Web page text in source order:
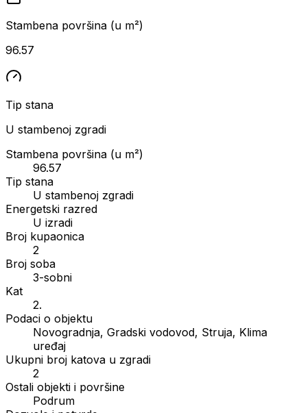
Stambena površina (u m²)
96.57
Tip stana
U stambenoj zgradi
Stambena površina (u m²)
96.57
Tip stana
U stambenoj zgradi
Energetski razred
U izradi
Broj kupaonica
2
Broj soba
3-sobni
Kat
2.
Podaci o objektu
Novogradnja, Gradski vodovod, Struja, Klima
uređaj
Ukupni broj katova u zgradi
2
Ostali objekti i površine
Podrum